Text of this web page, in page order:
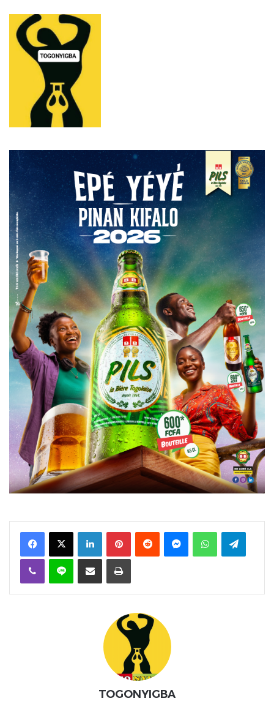
FacebookX Linkedin PinterestReddit MessengerWhatsAppTelegram
Viber Ligne Partager par email Imprimer
TOGONYIGBA